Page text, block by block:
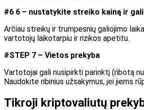
#6 6 – nustatykite streiko kainą ir
Arčiau streikų ir trumpesnių galiojimo
vartotojų laikotarpiu ir rizikos apetitu.
#STEP 7 – Vietos prekyba
Vartotojai gali nusipirkti parinktį (ribotą
Naudokite ribinius užsakymus, jei jiems
Tikroji kriptovaliutų